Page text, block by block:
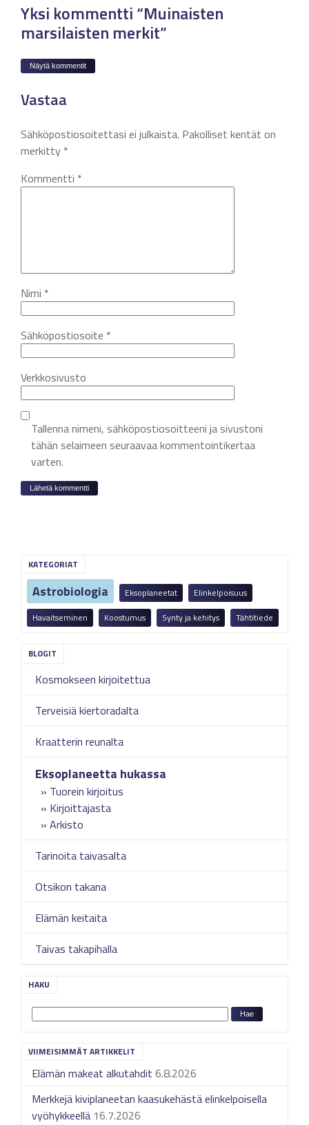
KATEGORIAT
Astrobiologia Eksoplaneetat
Elinkelpoisuus
Havaitseminen
Koostumus Synty ja kehitys Tähtitiede
Kosmokseen kirjoitettua
Terveisiä kiertoradalta
Kraatterin reunalta
Eksoplaneetta hukassa
Tuorein kirjoitus
Kirjoittajasta
Arkisto
Tarinoita taivasalta
Otsikon takana
Elämän keitaita
Taivas takapihalla
HAKU
VIIMEISIMMÄT ARTIKKELIT
Elämän makeat alkutahdit 6.8.2026
Merkkejä kiviplaneetan kaasukehästä elinkelpoisella
vyöhykkeellä 16.7.2026
Yksi kommentti “Muinaisten
marsilaisten merkit”
Näytä kommentit
Vastaa
Sähköpostiosoitettasi ei julkaista. Pakolliset kentät on
merkitty *
Kommentti *
Nimi *
Sähköpostiosoite *
Verkkosivusto
Tallenna nimeni, sähköpostiosoitteeni ja sivustoni
tähän selaimeen seuraavaa kommentointikertaa
varten.